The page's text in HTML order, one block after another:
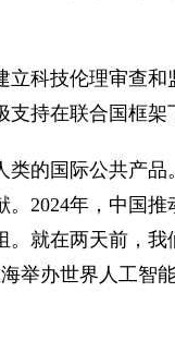
科技伦理审查和
持在联合国框架
的国际公共产
2024年，中国
就在两天前，
举办世界人工智